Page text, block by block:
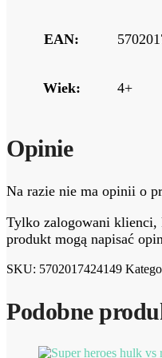
EAN:
Wiek: 4+
Opinie
Na razie nie ma opinii o
Tylko zalogowani
produkt mogą napisać
SKU: 5702017424149
Podobne